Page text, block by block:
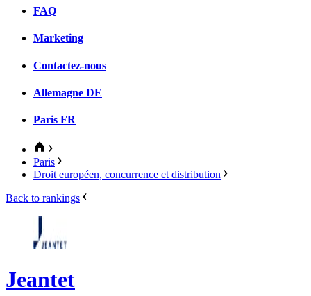
FAQ
Marketing
Contactez-nous
Allemagne DE
Paris FR
Paris
Droit européen, concurrence et distribution
Back to rankings
Jeantet